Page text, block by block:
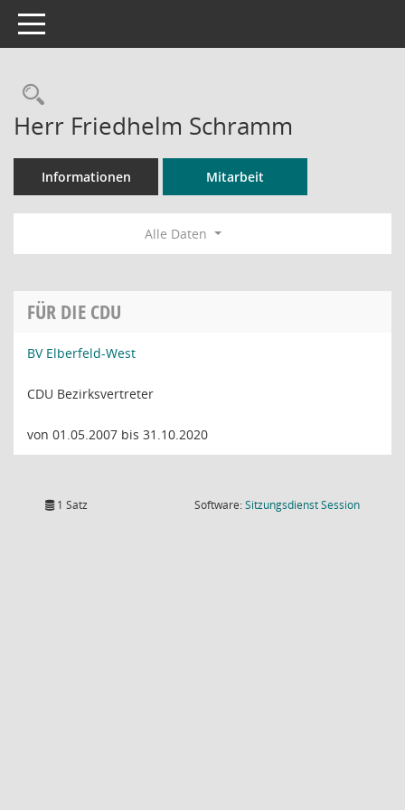
Toggle navigation
Rechercheauswahl
Herr Friedhelm Schramm
Informationen Mitarbeit
Alle Daten
FÜR DIE CDU
BV Elberfeld-West
CDU Bezirksvertreter
von 01.05.2007 bis 31.10.2020
1 Satz Software:SitzungsdienstSession(Wird in